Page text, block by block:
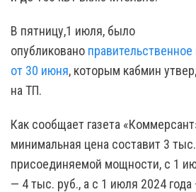
В пятницу,1 июля, было
опубликовано
от 30 июня, которым кабмин
на ТП.
Как сообщает газета
минимальная цена составит 3
присоединяемой мощности, с 1
— 4 тыс. руб., а с 1 июля 2024